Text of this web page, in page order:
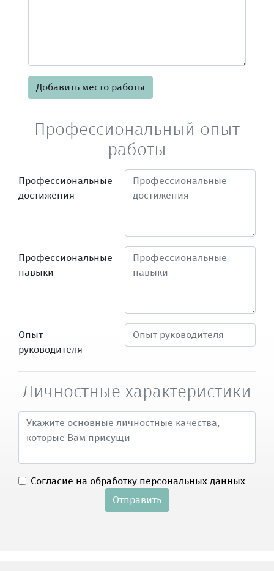
Добавить место работы
Профессиональный опыт
работы
Профессиональные
достижения
Профессиональные
навыки
Опыт
руководителя
Личностные характеристики
Согласие на обработку персональных данных
Отправить